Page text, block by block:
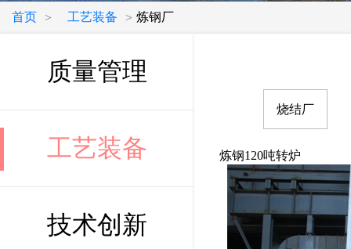
首页 > 工艺装备 > 炼钢厂
质量管理
工艺装备
技术创新
烧结厂
炼钢120吨转炉